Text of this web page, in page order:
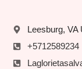
Leesburg, VA
+5712589234